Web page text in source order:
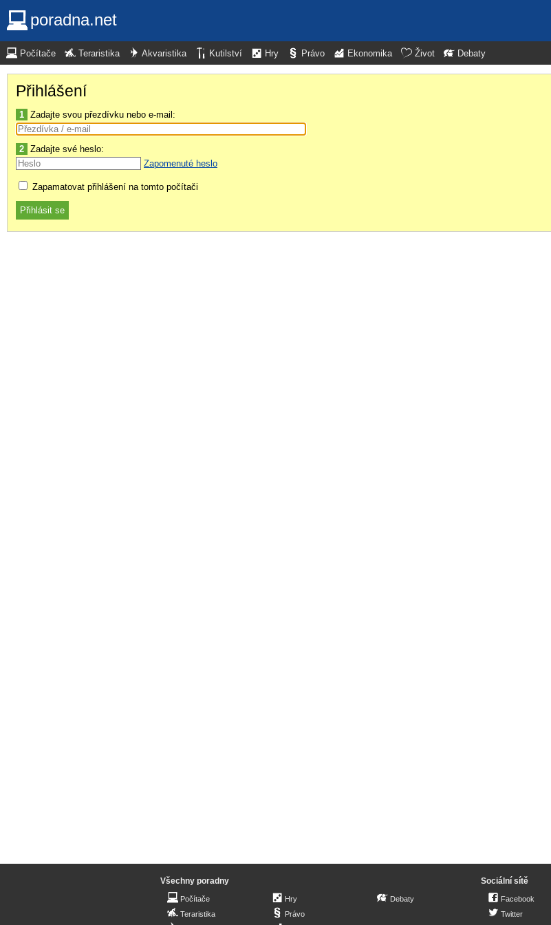
poradna.net
Počítače Teraristika Akvaristika Kutilství Hry Právo Ekonomika Život Debaty
Přihlášení
1 Zadajte svou přezdívku nebo e-mail:
2 Zadajte své heslo:
Zapomenuté heslo
Zapamatovat přihlášení na tomto počítači
Všechny poradny
Počítače
Teraristika
Hry
Právo
Debaty
Sociální sítě
Facebook
Twitter